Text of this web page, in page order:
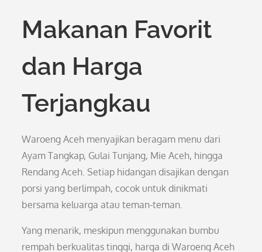
Makanan Favorit
dan Harga
Terjangkau
Waroeng Aceh menyajikan beragam menu dari
Ayam Tangkap, Gulai Tunjang, Mie Aceh, hingga
Rendang Aceh. Setiap hidangan disajikan dengan
porsi yang berlimpah, cocok untuk dinikmati
bersama keluarga atau teman-teman.
Yang menarik, meskipun menggunakan bumbu
rempah berkualitas tinggi, harga di Waroeng Aceh